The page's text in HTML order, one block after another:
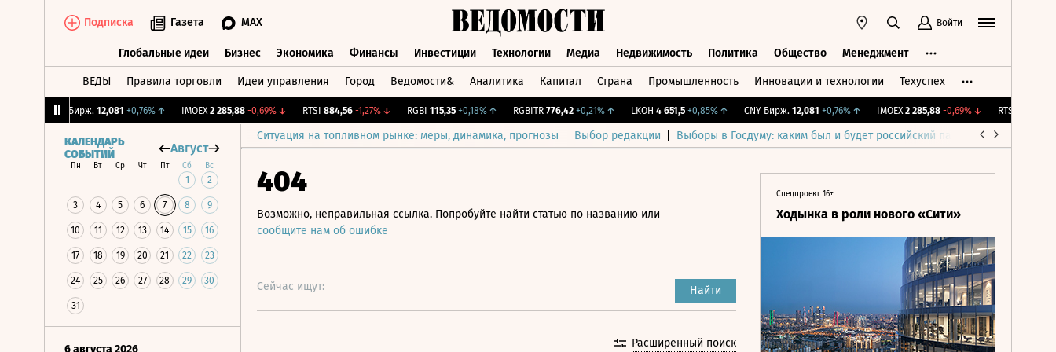
Подписка Газета MAX Войти
Глобальные идеи Бизнес Экономика Финансы Инвестиции Технологии Медиа Недвижимость Политика Общество Менеджмент
ВЕДЫ Правила торговли Идеи управления Город Ведомости& Аналитика Капитал Страна Промышленность Инновации и технологии Техуспех
CNY Бирж. 12,081 +0,76%↑ IMOEX 2 285,88 -0,69%↓ RTSI 884,56 -1,27%↓ RGBI 115,35 +0,18% ↑ RGBITR 776,42 +0,21%↑ LKOH 4 651,5 +0,85%↑ CNY Бирж. 12,081 +0,76%↑ IMOEX 2 285,88 -0,69%↓ RTSI 884,56
Ситуация на топливном рынке: меры, динамика, прогнозы Выбор редакции Выборы в Госдуму: каким был и будет российский парламент
КАЛЕНДАРЬ
СОБЫТИЙ
Август
Пн Вт Ср Чт Пт Сб Вс
1 2
3 4 5 6 7 8 9
10 11 12 13 14 15 16
17 18 19 20 21 22 23
24 25 26 27 28 29 30
31
6 августа 2026
404
Возможно, неправильная ссылка. Попробуйте найти статью по названию или
сообщите нам об ошибке
Сейчас ищут: Найти
Расширенный поиск
Спецпроект 16+
Ходынка в роли нового «Сити»